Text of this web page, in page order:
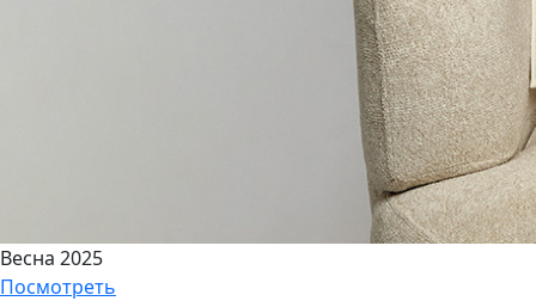
Весна 2025
Посмотреть